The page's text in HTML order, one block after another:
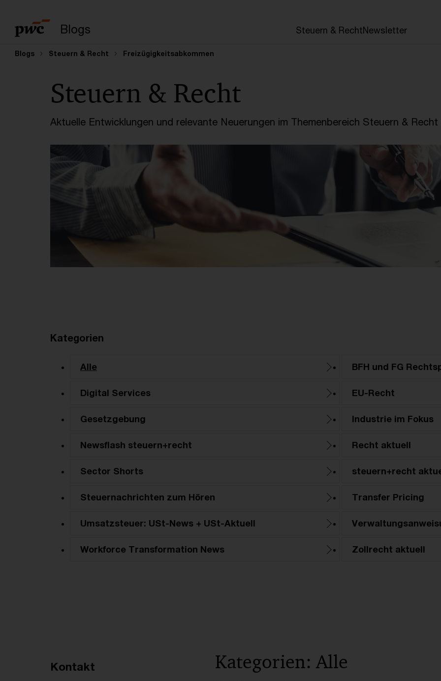
Blogs Steuern & RechtNewsletter
Blogs Steuern & Recht Freizügigkeitsabkommen
Steuern & Recht
Aktuelle Entwicklungen und relevante Neuerungen im Themenbereich Steuern &
Kategorien
Alle BFH und FG
Digital Services EU-Recht
Gesetzgebung Industrie im Fokus
Newsflash steuern+recht Recht aktuell
Sector Shorts steuern+recht
Steuernachrichten zum Hören Transfer Pricing
Umsatzsteuer: USt-News + USt-Aktuell
Workforce Transformation News Zollrecht aktuell
Kategorien: Alle
Empfohlene Artikel
Kontakt